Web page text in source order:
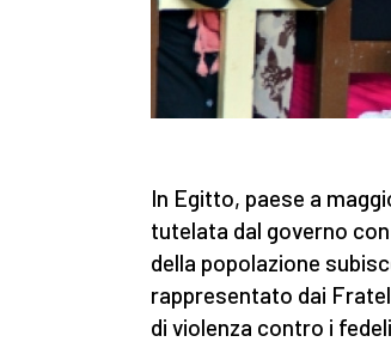
In Egitto, paese a
tutelata dal governo
della popolazione
rappresentato dai
di violenza contro i